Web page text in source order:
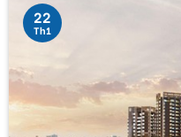
22
Th1